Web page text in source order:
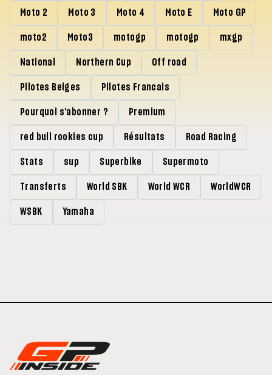
Moto 2 Moto 3 Moto 4 Moto E Moto GP
moto2 Moto3 motogp motogp mxgp
National Northern Cup Off road
Pilotes Belges Pilotes Francais
Pourquoi s'abonner ? Premium
red bull rookies cup Résultats Road Racing
Stats sup Superbike Supermoto
Transferts World SBK World WCR WorldWCR
WSBK Yamaha